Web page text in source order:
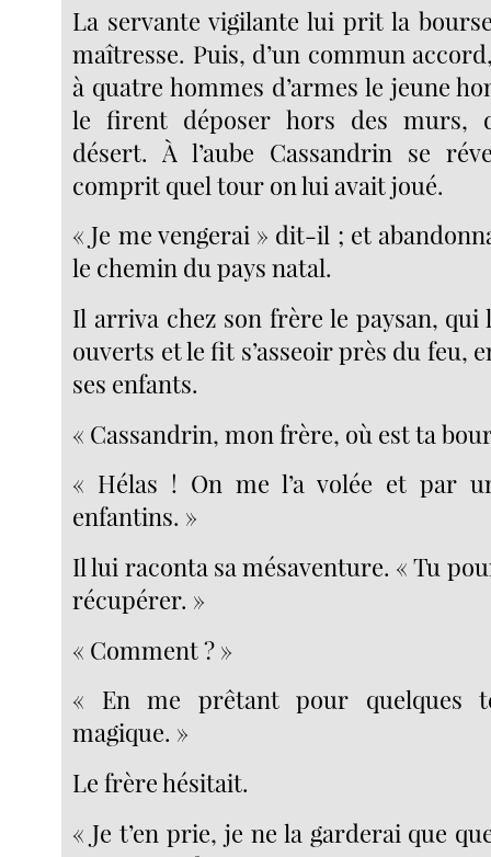
La servante vigilante lui prit la
maîtresse. Puis, d’un commun
à quatre hommes d’armes le jeune
le firent déposer hors des murs,
désert. À l’aube Cassandrin se
comprit quel tour on lui avait joué.
« Je me vengerai » dit-il ; et
le chemin du pays natal.
Il arriva chez son frère le paysan, qui
ouverts et le fit s’asseoir près du feu,
ses enfants.
« Cassandrin, mon frère, où est ta
« Hélas ! On me l’a volée et par
enfantins. »
Il lui raconta sa mésaventure. « Tu
récupérer. »
« Comment ? »
« En me prêtant pour quelques
magique. »
Le frère hésitait.
« Je t’en prie, je ne la garderai que